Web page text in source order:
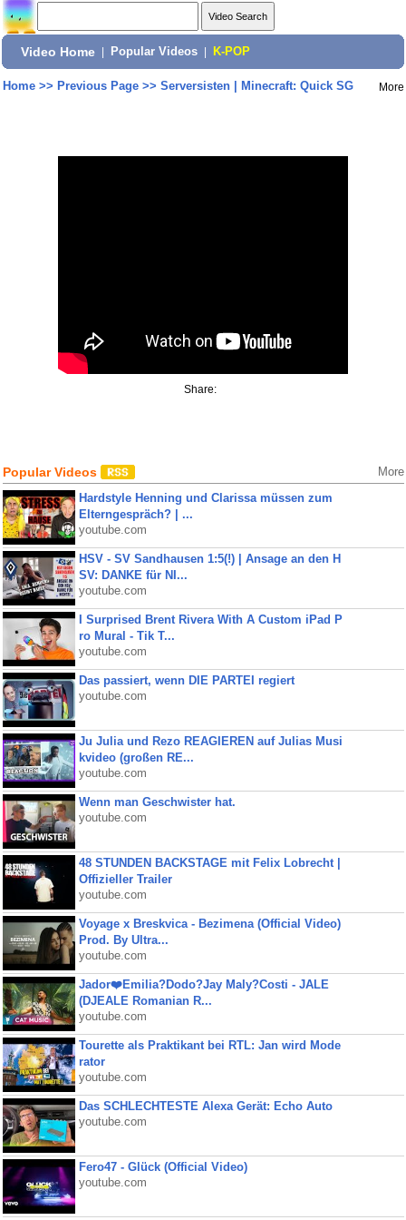
Video Home Popular Videos K-POP
Home>> Previous Page>> Serversisten | Minecraft: Quick SG More
Share:
Popular Videos More
Hardstyle Henning und Clarissa müssen zum
Elterngespräch? | ...
youtube.com
HSV - SV Sandhausen 1:5(!) | Ansage an den H
SV: DANKE für NI...
youtube.com
I Surprised Brent Rivera With A Custom iPad P
ro Mural - Tik T...
youtube.com
Das passiert, wenn DIE PARTEI regiert
youtube.com
Ju Julia und Rezo REAGIEREN auf Julias Musi
kvideo (großen RE...
youtube.com
Wenn man Geschwister hat.
youtube.com
48 STUNDEN BACKSTAGE mit Felix Lobrecht |
Offizieller Trailer
youtube.com
Voyage x Breskvica - Bezimena (Official Video)
Prod. By Ultra...
youtube.com
Jador❤️Emilia?Dodo?Jay Maly?Costi - JALE
(DJEALE Romanian R...
youtube.com
Tourette als Praktikant bei RTL: Jan wird Mode
rator
youtube.com
Das SCHLECHTESTE Alexa Gerät: Echo Auto
youtube.com
Fero47 - Glück (Official Video)
youtube.com